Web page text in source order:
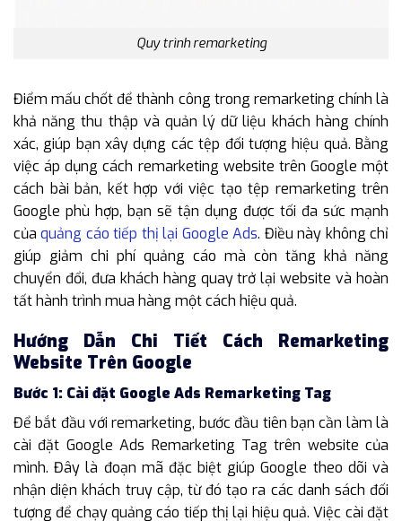
Quy trình remarketing
Điểm mấu chốt để thành công trong remarketing chính là
khả năng thu thập và quản lý dữ liệu khách hàng chính
xác, giúp bạn xây dựng các tệp đối tượng hiệu quả. Bằng
việc áp dụng cách remarketing website trên Google một
cách bài bản, kết hợp với việc tạo tệp remarketing trên
Google phù hợp, bạn sẽ tận dụng được tối đa sức mạnh
củaquảng cáo tiếp thị lại Google Ads. Điều này không chỉ
giúp giảm chi phí quảng cáo mà còn tăng khả năng
chuyển đổi, đưa khách hàng quay trở lại website và hoàn
tất hành trình mua hàng một cách hiệu quả.
Hướng Dẫn Chi Tiết Cách Remarketing
Website Trên Google
Bước 1: Cài đặt Google Ads Remarketing Tag
Để bắt đầu với remarketing, bước đầu tiên bạn cần làm là
cài đặt Google Ads Remarketing Tag trên website của
mình. Đây là đoạn mã đặc biệt giúp Google theo dõi và
nhận diện khách truy cập, từ đó tạo ra các danh sách đối
tượng để chạy quảng cáo tiếp thị lại hiệu quả. Việc cài đặt